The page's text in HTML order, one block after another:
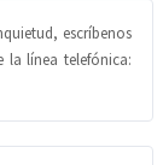
escríbenos
la línea telefónica: